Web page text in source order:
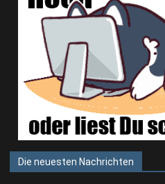
Die neuesten Nachrichten